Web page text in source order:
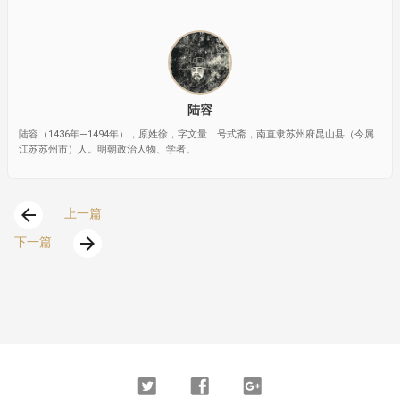
陆容
陆容（1436年—1494年），原姓徐，字文量，号式斋，南直隶苏州府昆山县（今属
江苏苏州市）人。明朝政治人物、学者。
arrow_back
上一篇
下一篇
arrow_forward
Twitter FacebookGoogle